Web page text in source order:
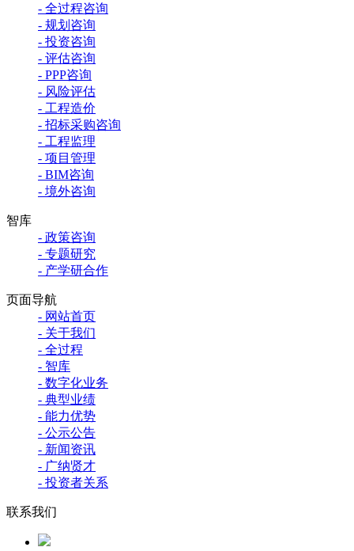
- 全过程咨询
- 规划咨询
- 投资咨询
- 评估咨询
- PPP咨询
- 风险评估
- 工程造价
- 招标采购咨询
- 工程监理
- 项目管理
- BIM咨询
- 境外咨询
智库
- 政策咨询
- 专题研究
- 产学研合作
页面导航
- 网站首页
- 关于我们
- 全过程
- 智库
- 数字化业务
- 典型业绩
- 能力优势
- 公示公告
- 新闻资讯
- 广纳贤才
- 投资者关系
联系我们